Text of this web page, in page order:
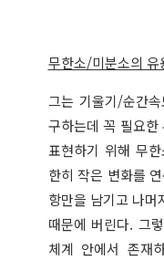
무한소/미분소의 유
그는 기울기/순간
구하는데 꼭 필요
표현하기 위해 무
한히 작은 변화를
항만을 남기고 나
때문에 버린다. 그
체계 안에서 존재